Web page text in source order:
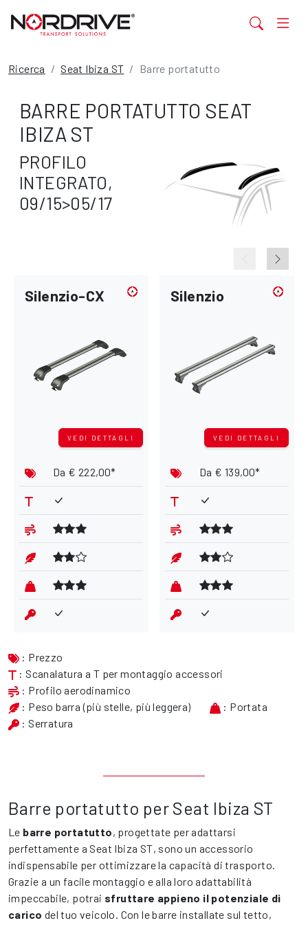
Ricerca Seat Ibiza ST Barre portatutto
BARRE PORTATUTTO SEAT
IBIZA ST
PROFILO
INTEGRATO,
09/15>05/17
Silenzio-CX
VEDI DETTAGLI
Da € 222,00*
Silenzio
VEDI DETTAGLI
Da € 139,00*
: Prezzo
: Scanalatura a T per montaggio accessori
: Profilo aerodinamico
: Peso barra (più stelle, più leggera)
: Portata
: Serratura
Barre portatutto per Seat Ibiza ST
Le barre portatutto, progettate per adattarsi
perfettamente a Seat Ibiza ST, sono un accessorio
indispensabile per ottimizzare la capacità di trasporto.
Grazie a un facile montaggio e alla loro adattabilità
impeccabile, potrai sfruttare appieno il potenziale di
carico del tuo veicolo. Con le barre installate sul tetto,